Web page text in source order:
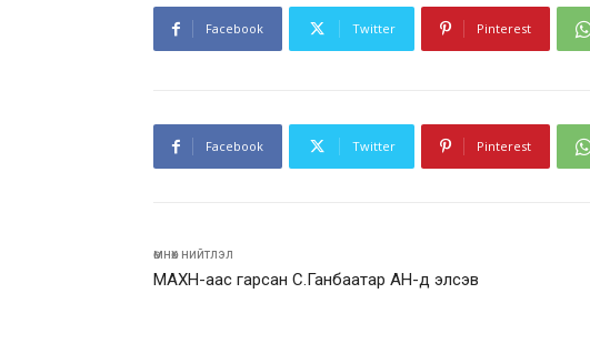
Facebook Twitter Pinterest
Facebook Twitter Pinterest
өмнөх нийтлэл
МАХН-аас гарсан С.Ганбаатар АН-д элсэв